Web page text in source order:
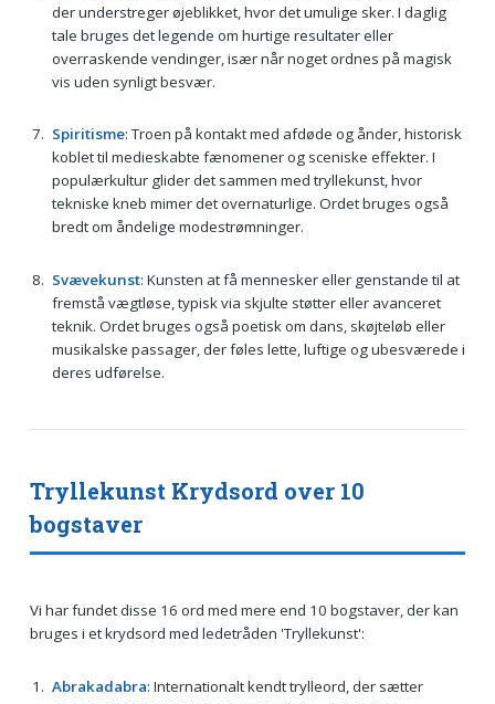
der understreger øjeblikket, hvor det umulige sker. I daglig
tale bruges det legende om hurtige resultater eller
overraskende vendinger, især når noget ordnes på magisk
vis uden synligt besvær.
Spiritisme: Troen på kontakt med afdøde og ånder, historisk
koblet til medieskabte fænomener og sceniske effekter. I
populærkultur glider det sammen med tryllekunst, hvor
tekniske kneb mimer det overnaturlige. Ordet bruges også
bredt om åndelige modestrømninger.
Svævekunst: Kunsten at få mennesker eller genstande til at
fremstå vægtløse, typisk via skjulte støtter eller avanceret
teknik. Ordet bruges også poetisk om dans, skøjteløb eller
musikalske passager, der føles lette, luftige og ubesværede i
deres udførelse.
Tryllekunst Krydsord over 10
bogstaver
Vi har fundet disse 16 ord med mere end 10 bogstaver, der kan
bruges i et krydsord med ledetråden 'Tryllekunst':
Abrakadabra: Internationalt kendt trylleord, der sætter